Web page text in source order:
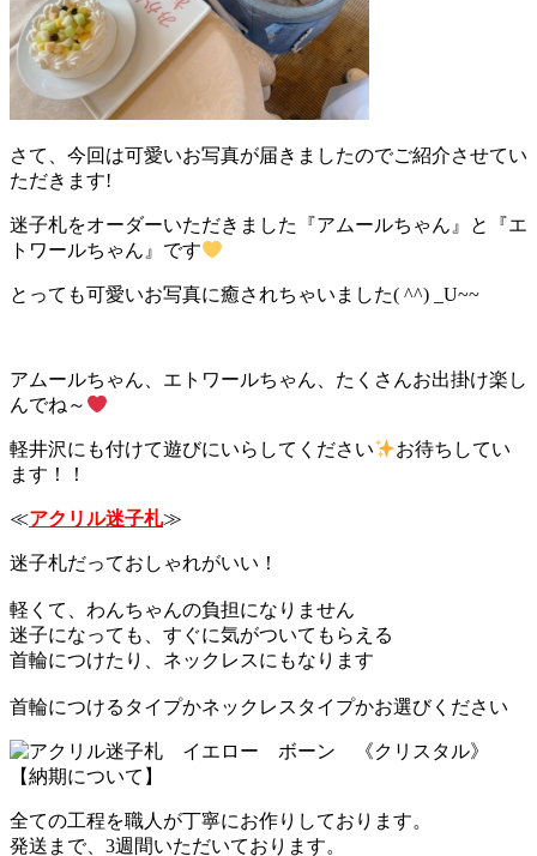
さて、今回は可愛いお写真が届きましたのでご紹介させてい
ただきます!
迷子札をオーダーいただきました『アムールちゃん』と『エ
トワールちゃん』です
とっても可愛いお写真に癒されちゃいました( ^^) _U~~
アムールちゃん、エトワールちゃん、たくさんお出掛け楽し
んでね～
軽井沢にも付けて遊びにいらしてください
お待ちしてい
ます！！
≪アクリル迷子札≫
迷子札だっておしゃれがいい！
軽くて、わんちゃんの負担になりません
迷子になっても、すぐに気がついてもらえる
首輪につけたり、ネックレスにもなります
首輪につけるタイプかネックレスタイプかお選びください
【納期について】
全ての工程を職人が丁寧にお作りしております。
発送まで、3週間いただいております。